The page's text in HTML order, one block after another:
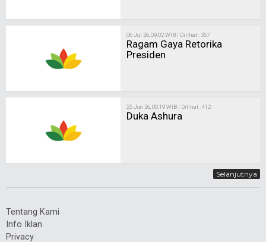
06 Jul 26, 09:02 WIB | Dilihat : 357
Ragam Gaya Retorika
Presiden
25 Jun 26, 00:19 WIB | Dilihat : 412
Duka Ashura
Selanjutnya
Tentang Kami
Info Iklan
Privacy